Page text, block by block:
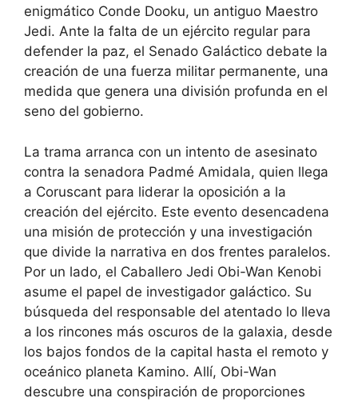
enigmático Conde Dooku, un antiguo Maestro
Jedi. Ante la falta de un ejército regular para
defender la paz, el Senado Galáctico debate la
creación de una fuerza militar permanente, una
medida que genera una división profunda en el
seno del gobierno.
La trama arranca con un intento de asesinato
contra la senadora Padmé Amidala, quien llega
a Coruscant para liderar la oposición a la
creación del ejército. Este evento desencadena
una misión de protección y una investigación
que divide la narrativa en dos frentes paralelos.
Por un lado, el Caballero Jedi Obi-Wan Kenobi
asume el papel de investigador galáctico. Su
búsqueda del responsable del atentado lo lleva
a los rincones más oscuros de la galaxia, desde
los bajos fondos de la capital hasta el remoto y
oceánico planeta Kamino. Allí, Obi-Wan
descubre una conspiración de proporciones